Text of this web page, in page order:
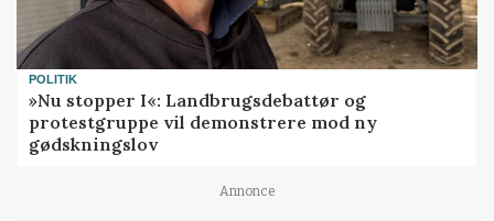
POLITIK
»Nu stopper I«: Landbrugsdebattør og
protestgruppe vil demonstrere mod ny
gødskningslov
Annonce